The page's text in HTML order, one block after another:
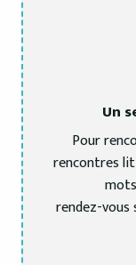
Un
Pour
rencontres
rendez-vous